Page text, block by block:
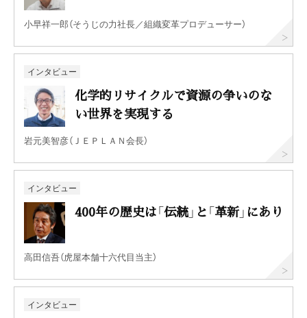
小早祥一郎（そうじの力社長／組織変革プロデューサー）
インタビュー
化学的リサイクルで資源の争いのな
い世界を実現する
岩元美智彦（ＪＥＰＬＡＮ会長）
インタビュー
400年の歴史は「伝統」と「革新」にあり
高田信吾（虎屋本舗十六代目当主）
インタビュー